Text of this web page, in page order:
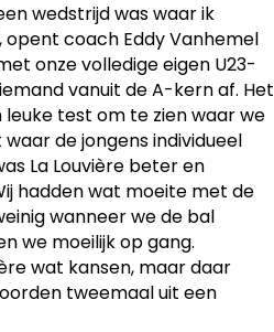
wedstrijd was waar ik
coach Eddy Vanhemel
onze volledige eigen U23-
vanuit de A-kern af. Het
leuke test om te zien waar we
de jongens individueel
La Louvière beter en
hadden wat moeite met de
wanneer we de bal
we moeilijk op gang.
wat kansen, maar daar
tweemaal uit een